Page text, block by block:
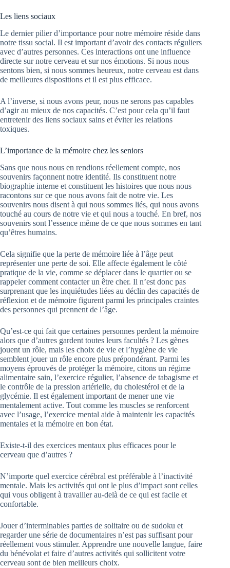
Les liens sociaux
Le dernier pilier d’importance pour notre mémoire réside dans
notre tissu social. Il est important d’avoir des contacts réguliers
avec d’autres personnes. Ces interactions ont une influence
directe sur notre cerveau et sur nos émotions. Si nous nous
sentons bien, si nous sommes heureux, notre cerveau est dans
de meilleures dispositions et il est plus efficace.
A l’inverse, si nous avons peur, nous ne serons pas capables
d’agir au mieux de nos capacités. C’est pour cela qu’il faut
entretenir des liens sociaux sains et éviter les relations
toxiques.
L’importance de la mémoire chez les seniors
Sans que nous nous en rendions réellement compte, nos
souvenirs façonnent notre identité. Ils constituent notre
biographie interne et constituent les histoires que nous nous
racontons sur ce que nous avons fait de notre vie. Les
souvenirs nous disent à qui nous sommes liés, qui nous avons
touché au cours de notre vie et qui nous a touché. En bref, nos
souvenirs sont l’essence même de ce que nous sommes en tant
qu’êtres humains.
Cela signifie que la perte de mémoire liée à l’âge peut
représenter une perte de soi. Elle affecte également le côté
pratique de la vie, comme se déplacer dans le quartier ou se
rappeler comment contacter un être cher. Il n’est donc pas
surprenant que les inquiétudes liées au déclin des capacités de
réflexion et de mémoire figurent parmi les principales craintes
des personnes qui prennent de l’âge.
Qu’est-ce qui fait que certaines personnes perdent la mémoire
alors que d’autres gardent toutes leurs facultés ? Les gènes
jouent un rôle, mais les choix de vie et l’hygiène de vie
semblent jouer un rôle encore plus prépondérant. Parmi les
moyens éprouvés de protéger la mémoire, citons un régime
alimentaire sain, l’exercice régulier, l’absence de tabagisme et
le contrôle de la pression artérielle, du cholestérol et de la
glycémie. Il est également important de mener une vie
mentalement active. Tout comme les muscles se renforcent
avec l’usage, l’exercice mental aide à maintenir les capacités
mentales et la mémoire en bon état.
Existe-t-il des exercices mentaux plus efficaces pour le
cerveau que d’autres ?
N’importe quel exercice cérébral est préférable à l’inactivité
mentale. Mais les activités qui ont le plus d’impact sont celles
qui vous obligent à travailler au-delà de ce qui est facile et
confortable.
Jouer d’interminables parties de solitaire ou de sudoku et
regarder une série de documentaires n’est pas suffisant pour
réellement vous stimuler. Apprendre une nouvelle langue, faire
du bénévolat et faire d’autres activités qui sollicitent votre
cerveau sont de bien meilleurs choix.